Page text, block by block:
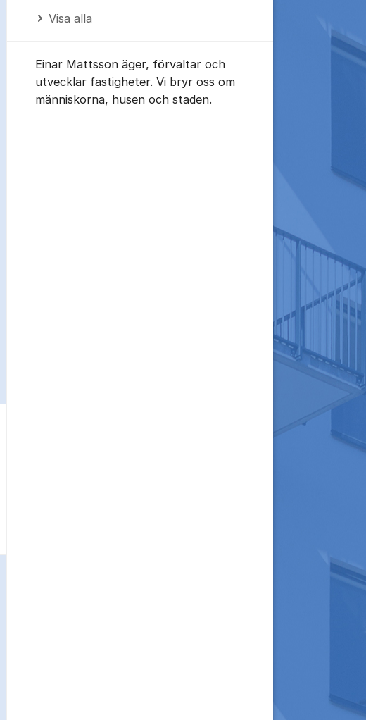
dölj inställningar för inlägg/kommentar
dölj inställningar för inlägg/kommentar
Visa alla
Einar Mattsson äger, förvaltar och
utvecklar fastigheter. Vi bryr oss om
människorna, husen och staden.